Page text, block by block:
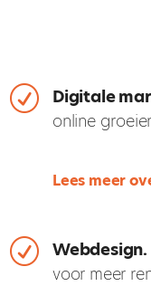
R Digitale
online
Lees meer
R Webdesign.
voor meer